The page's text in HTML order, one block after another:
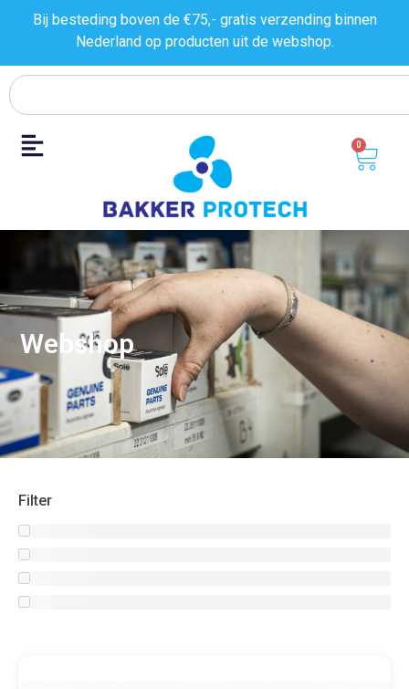
Bij besteding boven de €75,- gratis verzending binnen
Nederland op producten uit de webshop.
0
Webshop
Filter